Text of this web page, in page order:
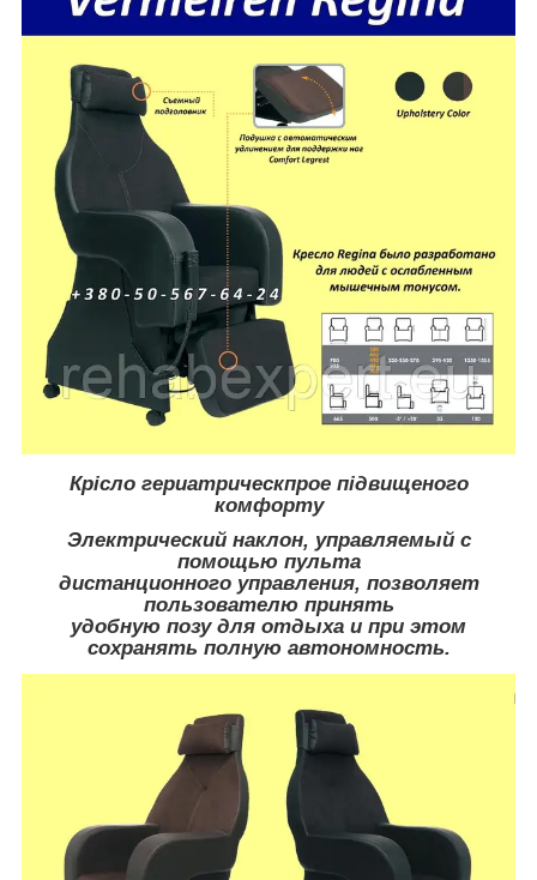
Крісло гериатрическпрое підвищеного
комфорту
Электрический наклон, управляемый с
помощью пульта
дистанционного управления, позволяет
пользователю принять
удобную позу для отдыха и при этом
сохранять полную автономность.